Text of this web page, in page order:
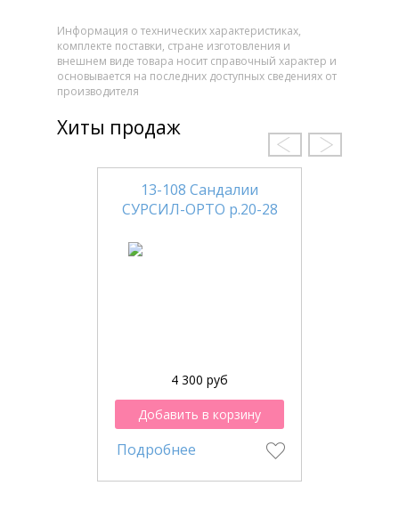
Информация о технических характеристиках,
комплекте поставки, стране изготовления и
внешнем виде товара носит справочный характер и
основывается на последних доступных сведениях от
производителя
Хиты продаж
13-108 Сандалии
СУРСИЛ-ОРТО р.20-28
4 300 руб
Добавить в корзину
Подробнее